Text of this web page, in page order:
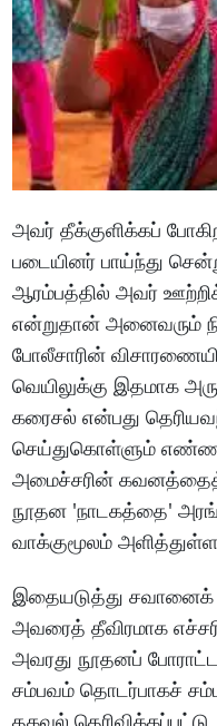
அவர் தீக்குளிக்கப்
படையினர் பாய்ந்து
ஆரம்பத்தில் அவர்
என்றுதான் அனைவரும்
போலீசாரின்
வெயிலுக்கு இதமாக
கரைசல் என்பது
செய்துகொள்ளும்
அமைச்சரின்
நூதன 'நாடகத்தை'
வாக்குமூலம்
இதையடுத்து சவானைக்
அவரைத் தீவிரமாக
அவரது நூதனப்
சம்பவம் தொடர்பாகச்